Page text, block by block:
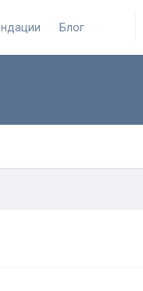
Блог